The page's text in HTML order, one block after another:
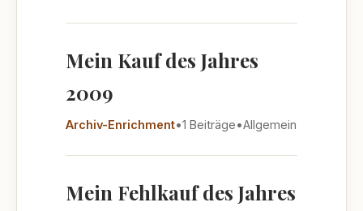
Mein Kauf des Jahres
2009
Archiv-Enrichment•1 Beiträge•Allgemein
Mein Fehlkauf des Jahres